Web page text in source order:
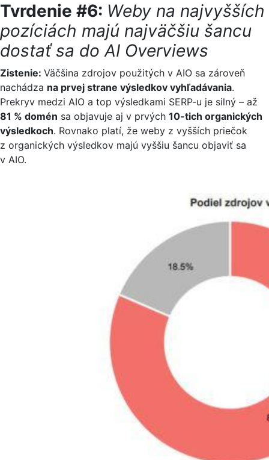
Tvrdenie #6: Weby na najvyšších
pozíciách majú najväčšiu šancu
dostať sa do AI Overviews
Zistenie: Väčšina zdrojov použitých v AIO sa zároveň
nachádza na prvej strane výsledkov vyhľadávania.
Prekryv medzi AIO a top výsledkami SERP-u je silný – až
81 % domén sa objavuje aj v prvých 10-tich organických
výsledkoch. Rovnako platí, že weby z vyšších priečok
z organických výsledkov majú vyššiu šancu objaviť sa
v AIO.